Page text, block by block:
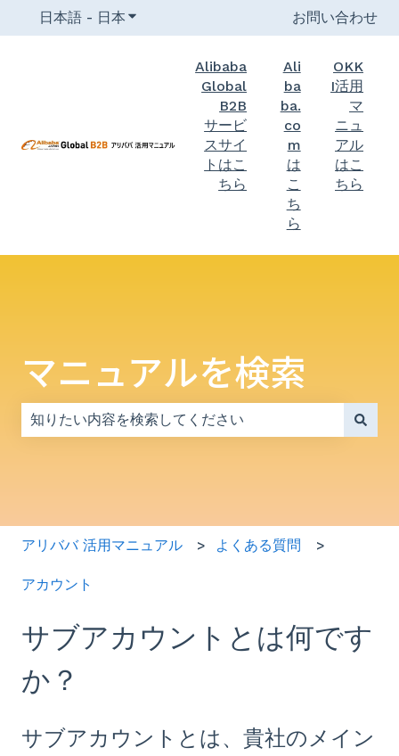
日本語 - 日本 翻訳のサブメニューを表示お問い合わせ
Alibaba
Global
B2B
サービ
スサイ
トはこ
ちら
Ali
ba
ba.
co
m
は
こ
ち
ら
OKK
I活用
マ
ニュ
アル
はこ
ちら
マニュアルを検索
アリババ 活用マニュアル よくある質問
アカウント
サブアカウントとは何です
か？
サブアカウントとは、貴社のメイン